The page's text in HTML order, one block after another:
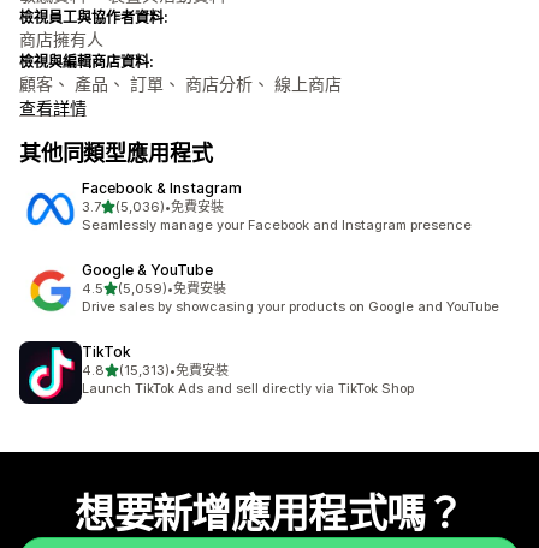
檢視員工與協作者資料:
商店擁有人
檢視與編輯商店資料:
顧客、 產品、 訂單、 商店分析、 線上商店
查看詳情
其他同類型應用程式
Facebook & Instagram
3.7滿分 5 顆星
(5,036)
共有 5036 則評價
•免費安裝
Seamlessly manage your Facebook and Instagram presence
Google & YouTube
4.5滿分 5 顆星
(5,059)
共有 5059 則評價
•免費安裝
Drive sales by showcasing your products on Google and YouTube
TikTok
4.8滿分 5 顆星
(15,313)
共有 15313 則評價
•免費安裝
Launch TikTok Ads and sell directly via TikTok Shop
想要新增應用程式嗎？